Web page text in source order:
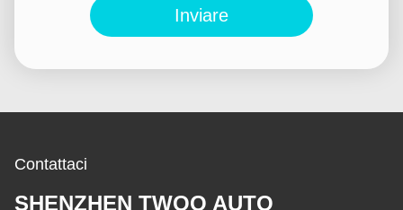
Inviare
Contattaci
SHENZHEN TWOO AUTO